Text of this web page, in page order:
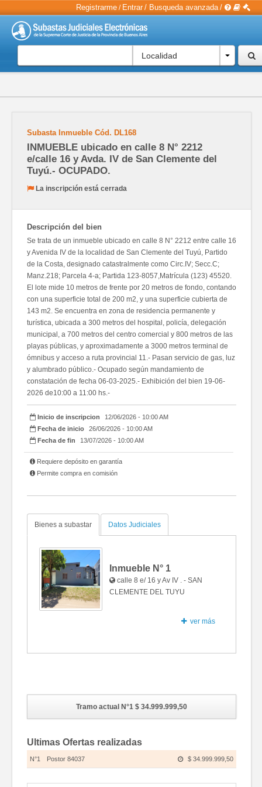
Registrarme / Entrar / Busqueda avanzada /
Localidad
Subasta Inmueble Cód. DL168
INMUEBLE ubicado en calle 8 N° 2212
e/calle 16 y Avda. IV de San Clemente del
Tuyú.- OCUPADO.
La inscripción está cerrada
Descripción del bien
Se trata de un inmueble ubicado en calle 8 N° 2212 entre calle 16
y Avenida IV de la localidad de San Clemente del Tuyú, Partido
de la Costa, designado catastralmente como Circ.IV; Secc.C;
Manz.218; Parcela 4-a; Partida 123-8057,Matrícula (123) 45520.
El lote mide 10 metros de frente por 20 metros de fondo, contando
con una superficie total de 200 m2, y una superficie cubierta de
143 m2. Se encuentra en zona de residencia permanente y
turística, ubicada a 300 metros del hospital, policía, delegación
municipal, a 700 metros del centro comercial y 800 metros de las
playas públicas, y aproximadamente a 3000 metros terminal de
ómnibus y acceso a ruta provincial 11.- Pasan servicio de gas, luz
y alumbrado público.- Ocupado según mandamiento de
constatación de fecha 06-03-2025.- Exhibición del bien 19-06-
2026 de10:00 a 11:00 hs.-
Inicio de inscripcion
12/06/2026 - 10:00 AM
Fecha de inicio
26/06/2026 - 10:00 AM
Fecha de fin
13/07/2026 - 10:00 AM
Requiere depósito en garantía
Permite compra en comisión
Bienes a subastar Datos Judiciales
Inmueble N° 1
calle 8 e/ 16 y Av IV . - SAN
CLEMENTE DEL TUYU
ver más
Tramo actual N°1 $ 34.999.999,50
Ultimas Ofertas realizadas
N°1 Postor 84037 $ 34.999.999,50